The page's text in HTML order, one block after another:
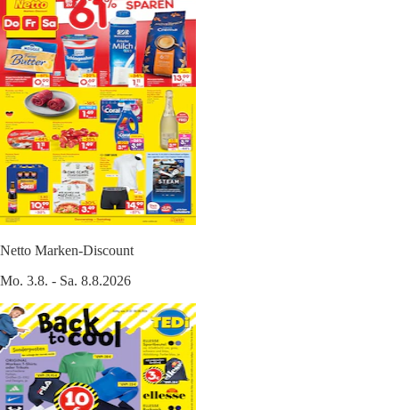
Netto Marken-Discount
Mo. 3.8. - Sa. 8.8.2026